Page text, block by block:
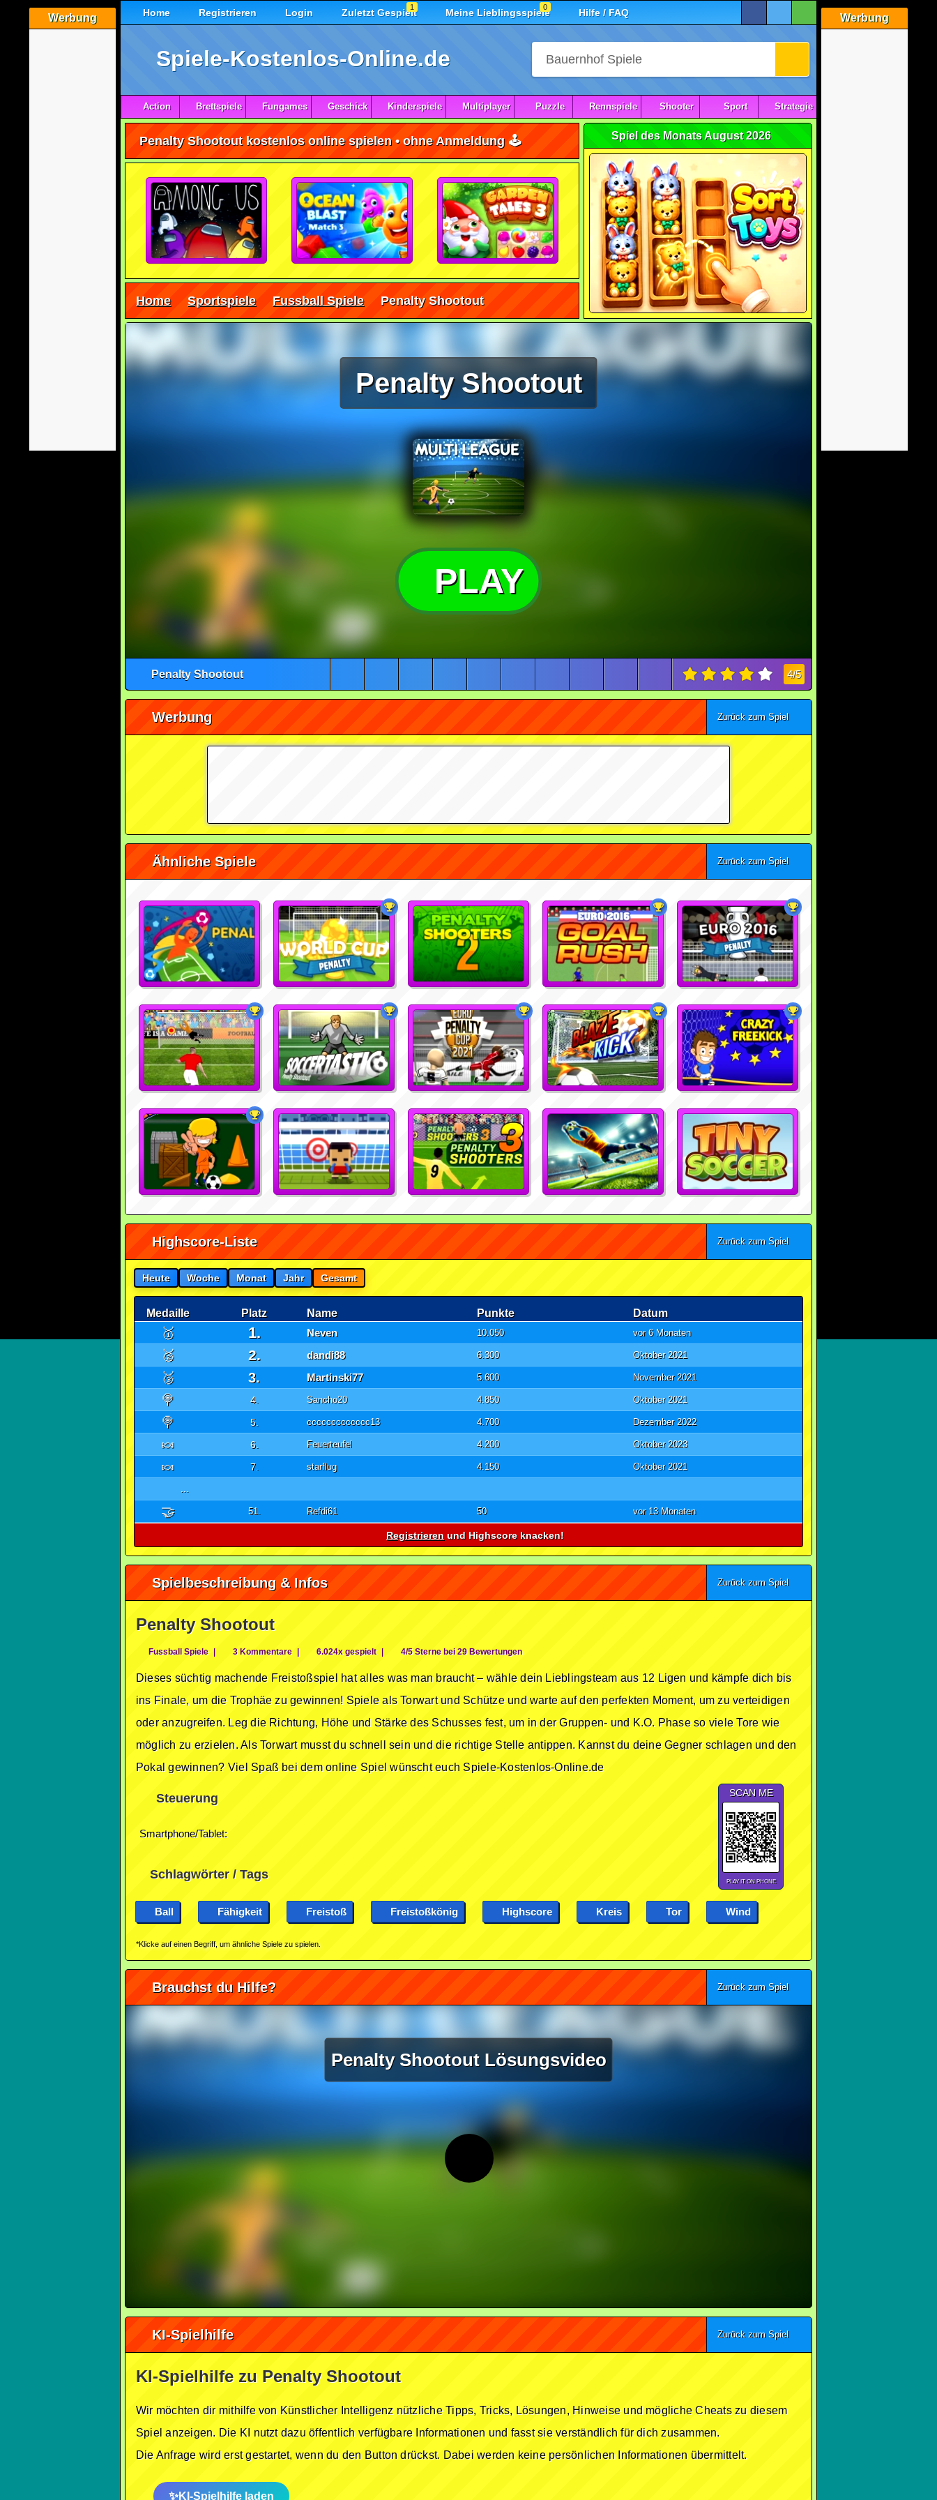
Werbung Werbung
Home Registrieren Login Zuletzt Gespielt
1 Meine Lieblingsspiele
0 Hilfe / FAQ
Spiele-Kostenlos-Online.de
Action Brettspiele Fungames Geschick Kinderspiele Multiplayer Puzzle Rennspiele Shooter Sport Strategie
Penalty Shootout kostenlos online spielen • ohne Anmeldung 🕹️
Home Sportspiele Fussball Spiele Penalty Shootout
Spiel des Monats August 2026
Penalty Shootout
PLAY
Penalty Shootout 4/5
Werbung Zurück zum Spiel
Ähnliche Spiele Zurück zum Spiel
Highscore-Liste Zurück zum Spiel
Heute Woche Monat Jahr Gesamt
Medaille Platz Name Punkte Datum
🥇 1. Neven 10.050 vor 6 Monaten
🥈 2. dandi88 6.300 Oktober 2021
🥉 3. Martinski77 5.600 November 2021
🍭 4. Sancho20 4.850 Oktober 2021
🍭 5. ccccccccccccc13 4.700 Dezember 2022
🍬 6. Feuerteufel 4.200 Oktober 2023
🍬 7. starflug 4.150 Oktober 2021
...
🤝 51. Refdi61 50 vor 13 Monaten
Registrieren und Highscore knacken!
Spielbeschreibung & Infos Zurück zum Spiel
Penalty Shootout
Fussball Spiele | 3 Kommentare | 6.024x gespielt | 4/5 Sterne bei 29 Bewertungen
Dieses süchtig machende Freistoßspiel hat alles was man braucht – wähle dein Lieblingsteam aus 12 Ligen und kämpfe dich bis
ins Finale, um die Trophäe zu gewinnen! Spiele als Torwart und Schütze und warte auf den perfekten Moment, um zu verteidigen
oder anzugreifen. Leg die Richtung, Höhe und Stärke des Schusses fest, um in der Gruppen- und K.O. Phase so viele Tore wie
möglich zu erzielen. Als Torwart musst du schnell sein und die richtige Stelle antippen. Kannst du deine Gegner schlagen und den
Pokal gewinnen? Viel Spaß bei dem online Spiel wünscht euch Spiele-Kostenlos-Online.de
Steuerung
Smartphone/Tablet:
SCAN ME
PLAY IT ON PHONE
Schlagwörter / Tags
Ball Fähigkeit Freistoß Freistoßkönig Highscore Kreis Tor Wind
*Klicke auf einen Begriff, um ähnliche Spiele zu spielen.
Brauchst du Hilfe? Zurück zum Spiel
Penalty Shootout Lösungsvideo
KI-Spielhilfe Zurück zum Spiel
KI-Spielhilfe zu Penalty Shootout
Wir möchten dir mithilfe von Künstlicher Intelligenz nützliche Tipps, Tricks, Lösungen, Hinweise und mögliche Cheats zu diesem
Spiel anzeigen. Die KI nutzt dazu öffentlich verfügbare Informationen und fasst sie verständlich für dich zusammen.
Die Anfrage wird erst gestartet, wenn du den Button drückst. Dabei werden keine persönlichen Informationen übermittelt.
KI-Spielhilfe laden